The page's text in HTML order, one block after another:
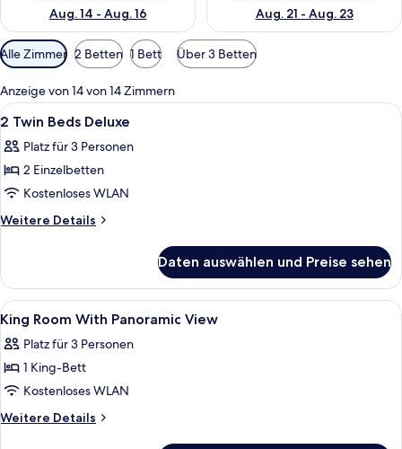
Aug. 14 - Aug. 16
Aug. 21 - Aug. 23
Verfügbare
Filter
für
Zimmer
Alle Zimmer 2 Betten 1 Bett Über 3 Betten
Anzeige von 14 von 14 Zimmern
Alle
Fotos
für
2
Twin
Beds
Hochwertige Bettwaren, Minibar
8
2 Twin Beds Deluxe
Platz für 3 Personen
2 Einzelbetten
Kostenloses WLAN
Weitere Details
Weitere
Twin
Beds
Deluxe
Daten auswählen und Preise sehen
Alle
Fotos
für
King
Room
With
Hochwertige Bettwaren, Minibar
9
King Room With Panoramic View
Platz für 3 Personen
1 King-Bett
Kostenloses WLAN
Weitere Details
Weitere